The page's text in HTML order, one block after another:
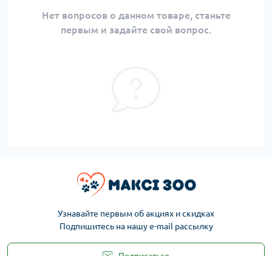
Нет вопросов о данном товаре, станьте
первым и задайте свой вопрос.
Узнавайте первым об акциях и скидках
Подпишитесь на нашу e-mail рассылку